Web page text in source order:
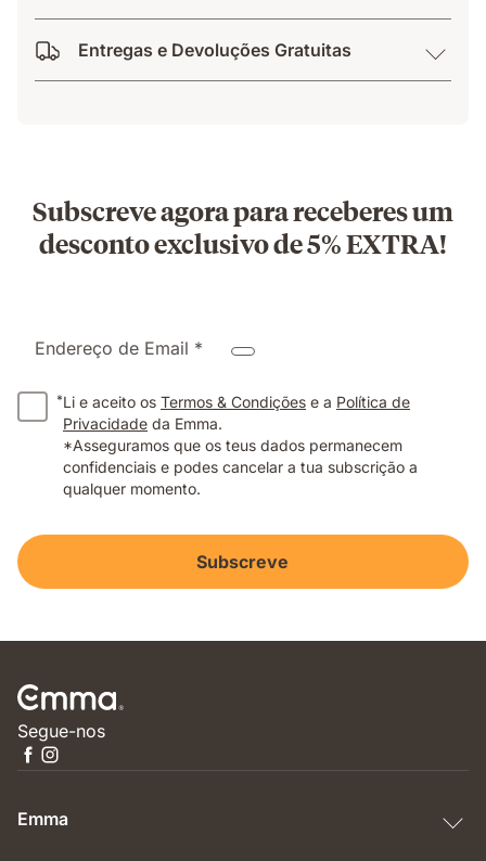
Entregas e Devoluções Gratuitas
Subscreve agora para receberes um
desconto exclusivo de 5% EXTRA!
Endereço de Email *
*Li e aceito os Termos & Condições e a Política de
Privacidade da Emma.
*Asseguramos que os teus dados permanecem
confidenciais e podes cancelar a tua subscrição a
qualquer momento.
Subscreve
Segue-nos
Emma